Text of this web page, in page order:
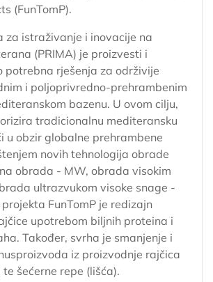
(FunTomP).
za istraživanje i inovacije na
(PRIMA) je proizvesti i
potrebna rješenja za održivije
i poljoprivredno-prehrambenim
bazenu. U ovom cilju,
tradicionalnu mediteransku
u obzir globalne prehrambene
novih tehnologija obrade
obrada - MW, obrada visokim
ultrazvukom visoke snage -
FunTomP je redizajn
upotrebom biljnih proteina i
Također, svrha je smanjenje i
iz proizvodnje rajčica
šećerne repe (lišća).